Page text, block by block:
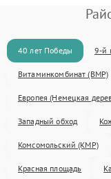
40 лет Победы 9-й
Витаминкомбинат (ВМР)
Европея (Немецкая
Западный обход
Комсомольский (КМР)
Красная площадь